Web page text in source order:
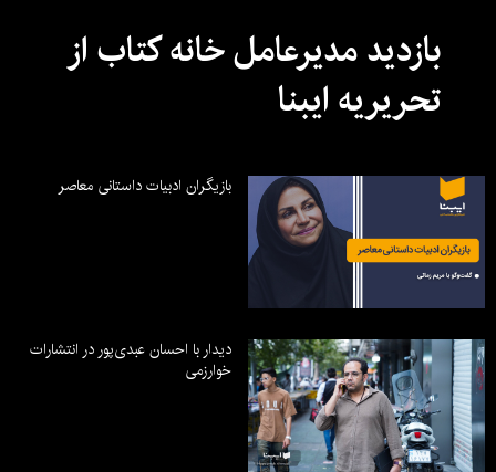
بازدید مدیرعامل خانه کتاب از
تحریریه ایبنا
بازیگران ادبیات داستانی معاصر
دیدار با احسان عبدی‌پور در انتشارات
خوارزمی